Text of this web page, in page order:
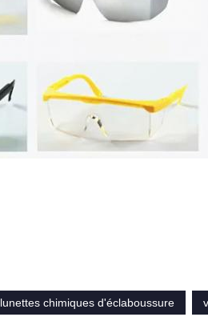
lunettes chimiques d'éclaboussure